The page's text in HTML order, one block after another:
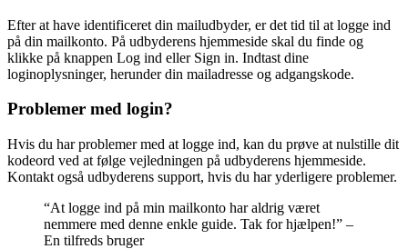
Efter at have identificeret din mailudbyder, er det tid til at logge ind
på din mailkonto. På udbyderens hjemmeside skal du finde og
klikke på knappen Log ind eller Sign in. Indtast dine
loginoplysninger, herunder din mailadresse og adgangskode.
Problemer med login?
Hvis du har problemer med at logge ind, kan du prøve at nulstille dit
kodeord ved at følge vejledningen på udbyderens hjemmeside.
Kontakt også udbyderens support, hvis du har yderligere problemer.
“At logge ind på min mailkonto har aldrig været
nemmere med denne enkle guide. Tak for hjælpen!” –
En tilfreds bruger